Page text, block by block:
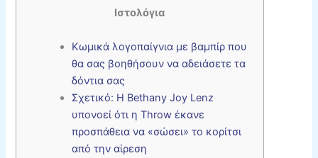
Ιστολόγια
Κωμικά λογοπαίγνια με βαμπίρ που
θα σας βοηθήσουν να αδειάσετε τα
δόντια σας
Σχετικό: Η Bethany Joy Lenz
υπονοεί ότι η Throw έκανε
προσπάθεια να «σώσει» το κορίτσι
από την αίρεση